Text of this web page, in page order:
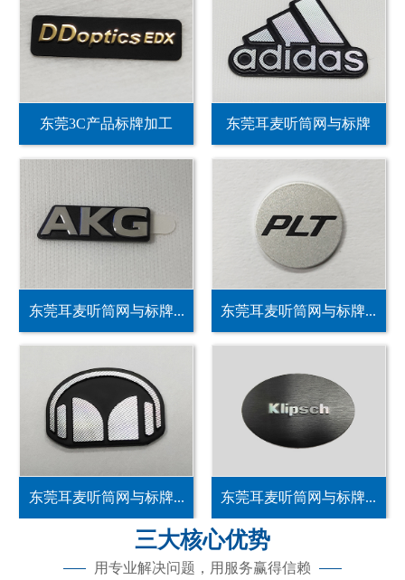
东莞3C产品标牌加工 东莞耳麦听筒网与标牌
东莞耳麦听筒网与标牌... 东莞耳麦听筒网与标牌...
东莞耳麦听筒网与标牌... 东莞耳麦听筒网与标牌...
三大核心优势
用专业解决问题，用服务赢得信赖